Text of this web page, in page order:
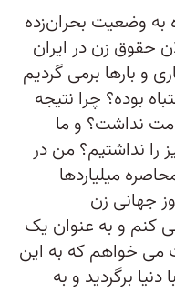
به وضعیت بحران‌زده
حقوق زن در ایران
و بارها برمی گردیم
بوده؟ چرا نتیجه
نداشت؟ و ما
را نداشتیم؟ من در
میلیاردها
جهانی زن
کنم و به عنوان یک
می خواهم که به این
برگردید و به